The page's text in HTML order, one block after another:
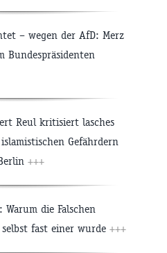
– wegen der AfD: Merz
Bundespräsidenten
Reul kritisiert lasches
Gefährdern
+++
die Falschen
fast einer wurde +++